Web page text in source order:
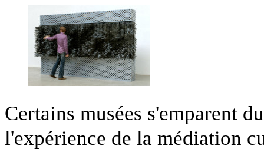
Certains musées s'emparent
l'expérience de la médiation